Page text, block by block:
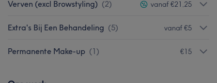
Verven (excl Browstyling) (2) vanaf €21,25
Extra's Bij Een Behandeling (5) vanaf €5
Permanente Make-up (1) €15